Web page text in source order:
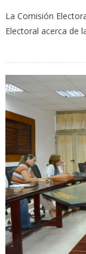
La Comisión
Electoral acerca de